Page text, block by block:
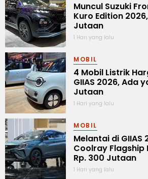
Muncul Suzuki
Kuro Edition
Jutaan
1 Hari yang lalu
MOBIL
4 Mobil Listrik
GIIAS 2026, Ada
Jutaan
1 Hari yang lalu
MOBIL
Melantai di GIIAS
Coolray Flagship
Rp. 300 Jutaan
1 Hari yang lalu